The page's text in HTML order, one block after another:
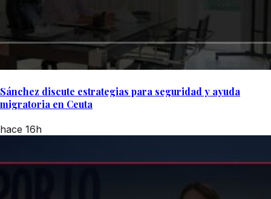
Sánchez discute estrategias para seguridad y ayuda
migratoria en Ceuta
hace 16h